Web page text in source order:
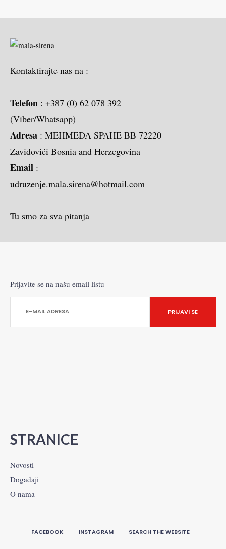
Kontaktirajte nas na :
Telefon : +387 (0) 62 078 392
(Viber/Whatsapp)
Adresa : MEHMEDA SPAHE BB 72220
Zavidovići Bosnia and Herzegovina
Email :
udruzenje.mala.sirena@hotmail.com
Tu smo za sva pitanja
Prijavite se na našu email listu
STRANICE
Novosti
Događaji
O nama
FACEBOOK INSTAGRAM SEARCH THE WEBSITE